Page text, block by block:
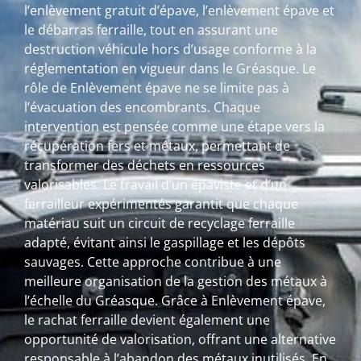
l’enlèvement gratuit d’épave, l’enlèvement épave et
le débarras ferraille, tout en assurant une
destruction véhicule hors d’usage conforme à la
réglementation en vigueur dans le Gréasque. Le
rôle de Enlèvement épave ne se limite pas à
l’évacuation des encombrants. Chaque
intervention est pensée comme une étape vers la
récupération fers et métaux, permettant de
transformer des déchets en ressources
valorisables. Le travail d’un épaviste et d’un
ferrailleur expérimentés garantit que chaque
matériau suit un circuit de recyclage ferraille
adapté, évitant ainsi le gaspillage et les dépôts
sauvages. Cette approche contribue à une
meilleure organisation de la gestion des métaux à
l’échelle du Gréasque. Grâce à Enlèvement épave,
le rachat ferraille devient également une
opportunité de valorisation, offrant une alternative